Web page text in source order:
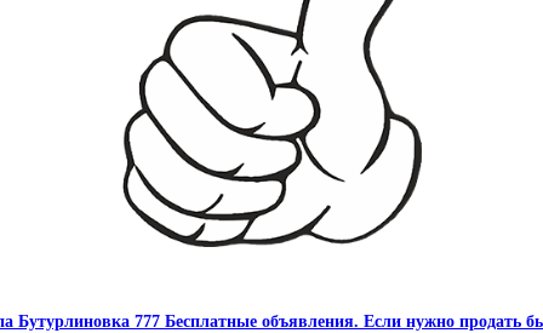
Бутурлиновка 777 Бесплатные объявления. Если нужно продать